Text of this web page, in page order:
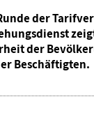
der
der
Beschäftigten.